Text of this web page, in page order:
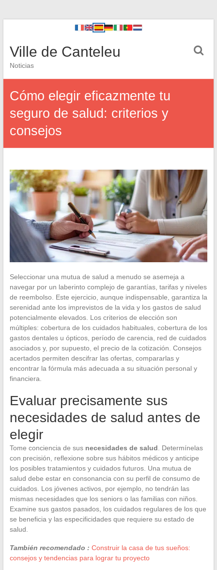
Ville de Canteleu
Noticias
Cómo elegir eficazmente tu
seguro de salud: criterios y
consejos
Seleccionar una mutua de salud a menudo se asemeja a
navegar por un laberinto complejo de garantías, tarifas y niveles
de reembolso. Este ejercicio, aunque indispensable, garantiza la
serenidad ante los imprevistos de la vida y los gastos de salud
potencialmente elevados. Los criterios de elección son
múltiples: cobertura de los cuidados habituales, cobertura de los
gastos dentales u ópticos, período de carencia, red de cuidados
asociados y, por supuesto, el precio de la cotización. Consejos
acertados permiten descifrar las ofertas, compararlas y
encontrar la fórmula más adecuada a su situación personal y
financiera.
Evaluar precisamente sus
necesidades de salud antes de
elegir
Tome conciencia de sus necesidades de salud . Determínelas
con precisión, reflexione sobre sus hábitos médicos y anticipe
los posibles tratamientos y cuidados futuros. Una mutua de
salud debe estar en consonancia con su perfil de consumo de
cuidados. Los jóvenes activos, por ejemplo, no tendrán las
mismas necesidades que los seniors o las familias con niños.
Examine sus gastos pasados, los cuidados regulares de los que
se beneficia y las especificidades que requiere su estado de
salud.
También recomendado : Construir la casa de tus sueños:
consejos y tendencias para lograr tu proyecto